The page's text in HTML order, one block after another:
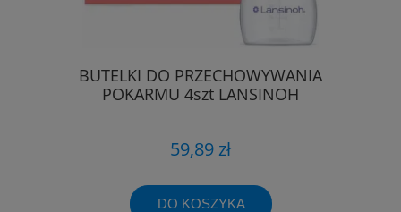
BUTELKI DO PRZECHOWYWANIA
POKARMU 4szt LANSINOH
59,89 zł
DO KOSZYKA